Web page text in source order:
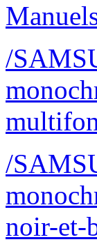
/
/
noir-et-